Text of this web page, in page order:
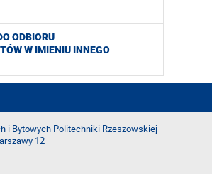
ODBIORU
W IMIENIU INNEGO
i Bytowych Politechniki Rzeszowskiej
12